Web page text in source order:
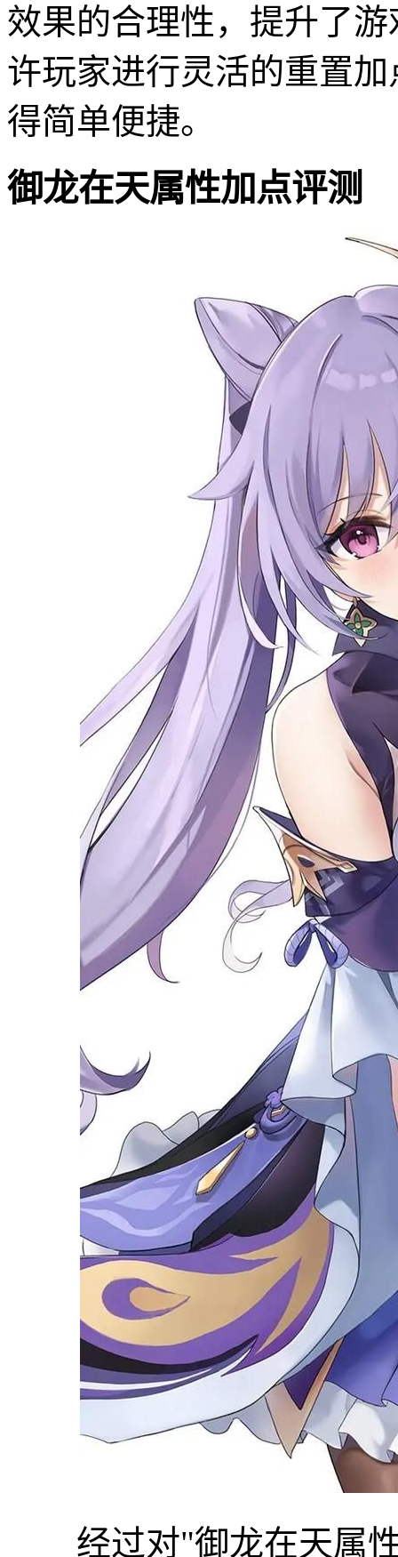
效果的合理性，提升了
许玩家进行灵活的重置
得简单便捷。
御龙在天属性加点评测
经过对"御龙在天属性